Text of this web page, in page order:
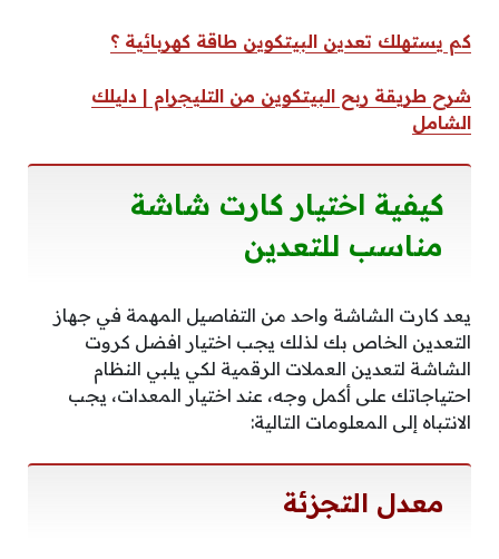
كم يستهلك تعدين البيتكوين طاقة كهربائية ؟
شرح طريقة ربح البيتكوين من التليجرام | دليلك
الشامل
كيفية اختيار كارت شاشة
مناسب للتعدين
يعد كارت الشاشة واحد من التفاصيل المهمة في جهاز
التعدين الخاص بك لذلك يجب اختيار افضل كروت
الشاشة لتعدين العملات الرقمية لكي يلبي النظام
احتياجاتك على أكمل وجه، عند اختيار المعدات، يجب
الانتباه إلى المعلومات التالية:
معدل التجزئة